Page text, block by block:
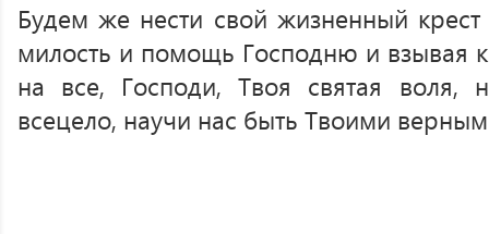
Будем же нести свой жизненный
милость и помощь Господню и взывая
на все, Господи, Твоя святая воля,
всецело, научи нас быть Твоими